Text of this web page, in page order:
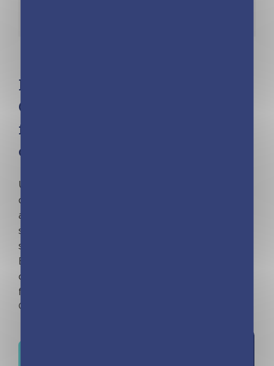
Frigobloc Chats 2020 –
Calendrier d’organisation
familiale (de janvier à
décembre 2020)
Un calendrier maxi aimanté pour les amoureux
des chats. Grâce à la vision du mois en cours,
aux notes repositionnables, au planning de la
semaine et aux listes de courses, s’organiser
seul ou en famille n’a jamais été aussi simple !
En bonus chaque jour : photos, poèmes,
citations et informations variées sur nos amis
félins. De janvier à décembre 2020.
Out of stock